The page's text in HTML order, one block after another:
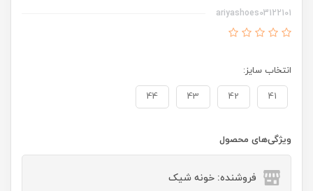
ariyashoes03122101
انتخاب سایز:
41
42
43
44
ویژگی‌های محصول
فروشنده: خونه شیک